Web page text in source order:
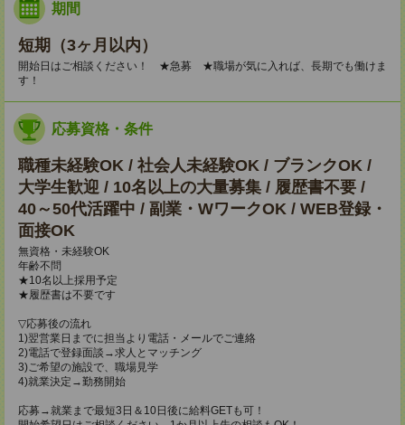
期間
短期（3ヶ月以内）
開始日はご相談ください！ ★急募 ★職場が気に入れば、長期でも働けま
す！
応募資格・条件
職種未経験OK / 社会人未経験OK / ブランクOK /
大学生歓迎 / 10名以上の大量募集 / 履歴書不要 /
40～50代活躍中 / 副業・WワークOK / WEB登録・
面接OK
無資格・未経験OK
年齢不問
★10名以上採用予定
★履歴書は不要です
▽応募後の流れ
1)翌営業日までに担当より電話・メールでご連絡
2)電話で登録面談→求人とマッチング
3)ご希望の施設で、職場見学
4)就業決定→勤務開始
応募→就業まで最短3日＆10日後に給料GETも可！